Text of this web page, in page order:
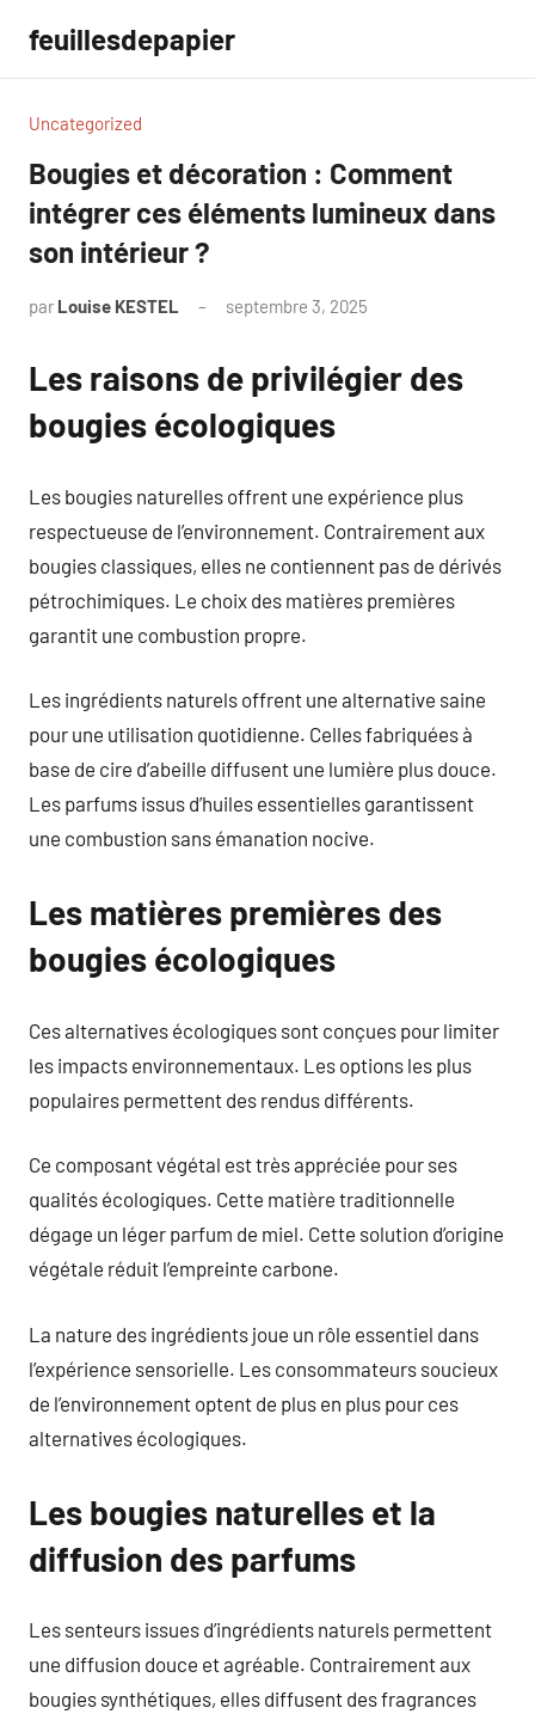
contenu
feuillesdepapier
Uncategorized
Bougies et décoration : Comment
intégrer ces éléments lumineux dans
son intérieur ?
par Louise KESTEL septembre 3, 2025
Les raisons de privilégier des
bougies écologiques
Les bougies naturelles offrent une expérience plus
respectueuse de l’environnement. Contrairement aux
bougies classiques, elles ne contiennent pas de dérivés
pétrochimiques. Le choix des matières premières
garantit une combustion propre.
Les ingrédients naturels offrent une alternative saine
pour une utilisation quotidienne. Celles fabriquées à
base de cire d’abeille diffusent une lumière plus douce.
Les parfums issus d’huiles essentielles garantissent
une combustion sans émanation nocive.
Les matières premières des
bougies écologiques
Ces alternatives écologiques sont conçues pour limiter
les impacts environnementaux. Les options les plus
populaires permettent des rendus différents.
Ce composant végétal est très appréciée pour ses
qualités écologiques. Cette matière traditionnelle
dégage un léger parfum de miel. Cette solution d’origine
végétale réduit l’empreinte carbone.
La nature des ingrédients joue un rôle essentiel dans
l’expérience sensorielle. Les consommateurs soucieux
de l’environnement optent de plus en plus pour ces
alternatives écologiques.
Les bougies naturelles et la
diffusion des parfums
Les senteurs issues d’ingrédients naturels permettent
une diffusion douce et agréable. Contrairement aux
bougies synthétiques, elles diffusent des fragrances